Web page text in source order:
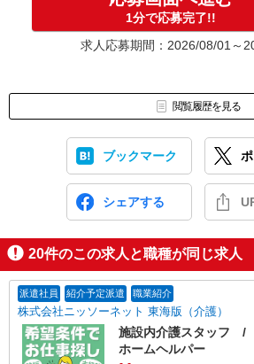
1分で応募完了!!
求人応募期間：2026/08/01～
閲覧履歴を見る
ブックマーク
シェアする
20件のこの求人と職種が同じ求人
派遣社員 紹介予定派遣 職業紹介
株式会社ニッソーネット 東海版（介護）
施設内介護スタッフ
ホームヘルパー